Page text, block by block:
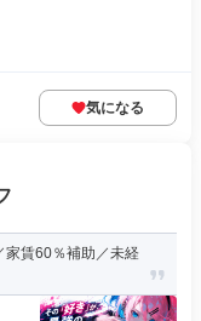
気になる
家賃60％補助／未経